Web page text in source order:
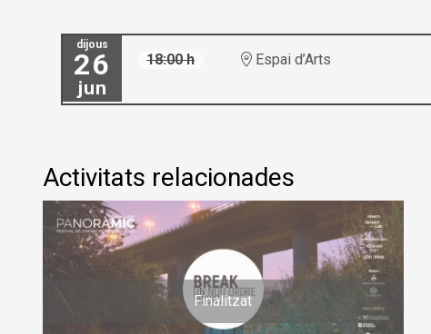
dijous
26
jun
18:00 h Espai d’Arts
Activitats relacionades
Finalitzat